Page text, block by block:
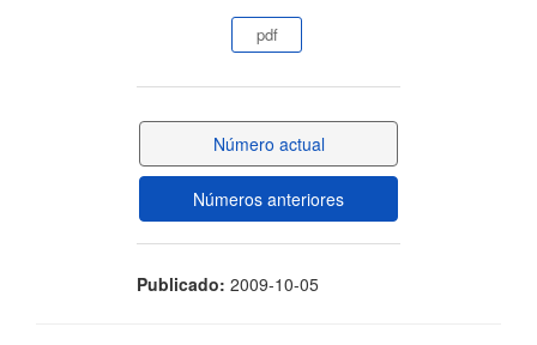
pdf
Número actual
Números anteriores
Publicado: 2009-10-05